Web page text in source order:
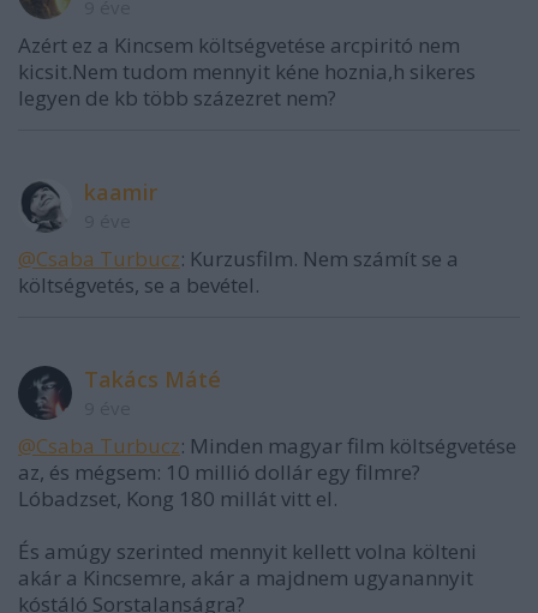
Azért ez a Kincsem költségvetése arcpiritó nem
kicsit.Nem tudom mennyit kéne hoznia,h sikeres
legyen de kb több százezret nem?
kaamir
@Csaba Turbucz: Kurzusfilm. Nem számít se a
költségvetés, se a bevétel.
Takács Máté
@Csaba Turbucz: Minden magyar film költségvetése
az, és mégsem: 10 millió dollár egy filmre?
Lóbadzset, Kong 180 millát vitt el.
És amúgy szerinted mennyit kellett volna költeni
akár a Kincsemre, akár a majdnem ugyanannyit
kóstáló Sorstalanságra?